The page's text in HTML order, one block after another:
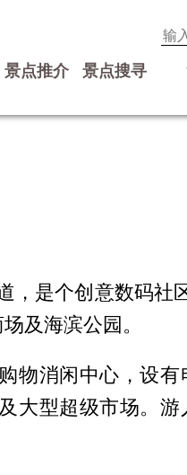
景点推介 景点搜寻
，是个创意数码社
及海滨公园。
物消闲中心，设
大型超级市场。